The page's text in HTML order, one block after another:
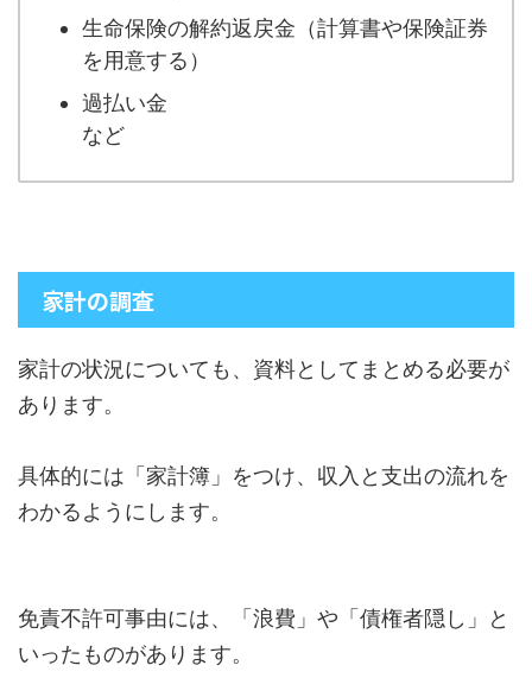
生命保険の解約返戻金（計算書や保険証券
を用意する）
過払い金
など
家計の調査
家計の状況についても、資料としてまとめる必要が
あります。
具体的には「家計簿」をつけ、収入と支出の流れを
わかるようにします。
免責不許可事由には、「浪費」や「債権者隠し」と
いったものがあります。